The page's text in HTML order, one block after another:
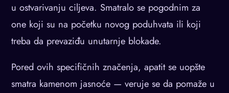
u ostvarivanju ciljeva. Smatralo se pogodnim za
one koji su na početku novog poduhvata ili koji
treba da prevaziđu unutarnje blokade.
Pored ovih specifičnih značenja, apatit se uopšte
smatra kamenom jasnoće — veruje se da pomaže u